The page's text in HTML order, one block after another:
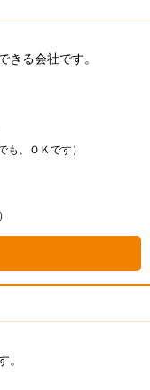
きる会社です。
、ＯＫです）
。